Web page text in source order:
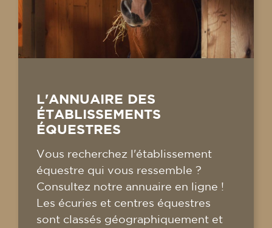
L'ANNUAIRE DES
ÉTABLISSEMENTS
ÉQUESTRES
Vous recherchez l'établissement
équestre qui vous ressemble ?
Consultez notre annuaire en ligne !
Les écuries et centres équestres
sont classés géographiquement et